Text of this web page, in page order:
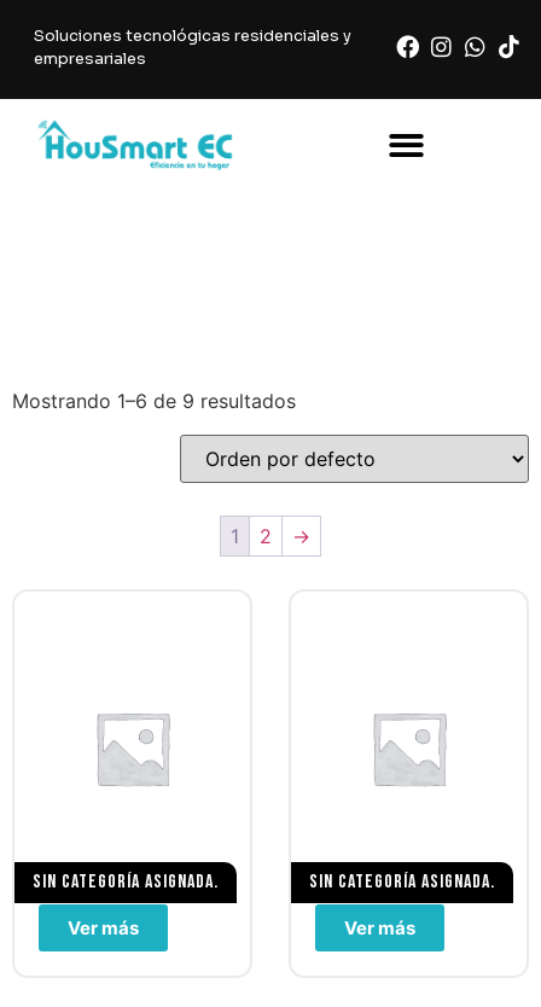
Soluciones tecnológicas residenciales y
empresariales
Mostrando 1–6 de 9 resultados
1 2 →
Sin categoría asignada.
Ver más
Sin categoría asignada.
Ver más